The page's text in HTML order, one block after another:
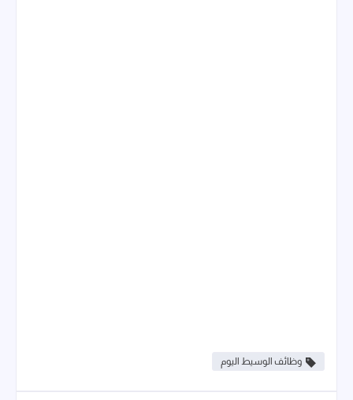
وظائف الوسيط اليوم